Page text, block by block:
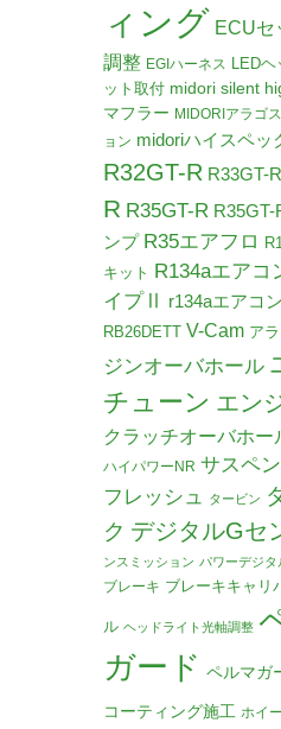
ィング ECUセ
調整 EGIハーネス LEDヘ
ット取付 midori silent
マフラー MIDORIアラゴ
ョン midoriハイスペッ
R32GT-R R33GT-R
R R35GT-R R35GT-
ンプ R35エアフロ
キット R134aエアコ
イプⅡ
r134aエアコ
RB26DETT V-Cam ア
ジンオーバホール
チューン エン
クラッチオーバホー
ハイパワーNR サスペ
フレッシュ
タービン
ク デジタルGセ
ンスミッション パワーデジ
ブレーキ ブレーキキャリ
ル ヘッドライト光軸調整
ガード ペルマガ
コーティング施工 ホイ